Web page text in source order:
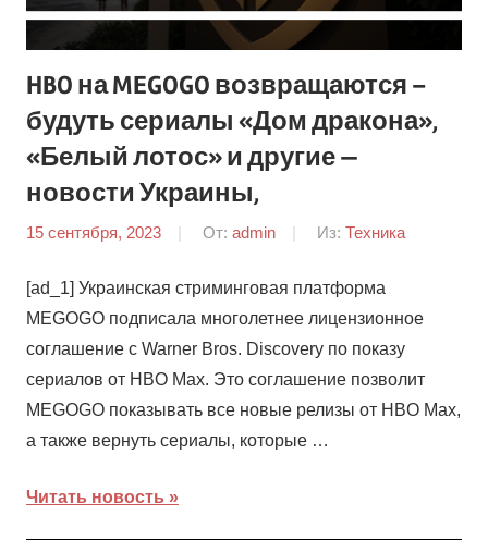
HBO на MEGOGO возвращаются –
будуть сериалы «Дом дракона»,
«Белый лотос» и другие —
новости Украины,
15 сентября, 2023 От: admin Из: Техника
[ad_1] Украинская стриминговая платформа
MEGOGO подписала многолетнее лицензионное
соглашение с Warner Bros. Discovery по показу
сериалов от HBO Max. Это соглашение позволит
MEGOGO показывать все новые релизы от HBO Max,
а также вернуть сериалы, которые …
Читать новость